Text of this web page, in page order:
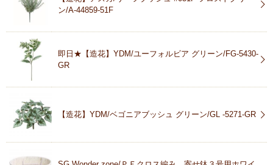
ン/A-44859-51F
即日★【造花】YDM/ユーフォルビア グリーン/FG-5430-
GR
【造花】YDM/ベゴニアブッシュ グリーン/GL -5271-GR